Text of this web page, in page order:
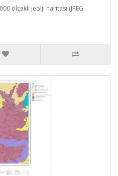
ölçekli jeolji haritası (JPEG